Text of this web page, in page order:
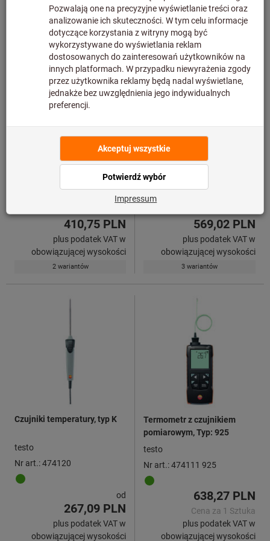
Termometr z sondą
410,75 PLN
plus podatek VAT w
obowiązującej wysokości
2 wariantów
Miernik uniwersalny
testo
Nr art.: 473310
569,02 PLN
plus podatek VAT w
obowiązującej wysokości
3 wariantów
Czujniki temperatury, typ K
testo
Nr art.: 474120
od
267,09 PLN
plus podatek VAT w
obowiązującej wysokości
Termometr z czujnikiem
pomiarowym, Typ: 925
testo
Nr art.: 474111 925
638,27 PLN
Cena za 1 Sztuka
plus podatek VAT w
obowiązującej wysokości